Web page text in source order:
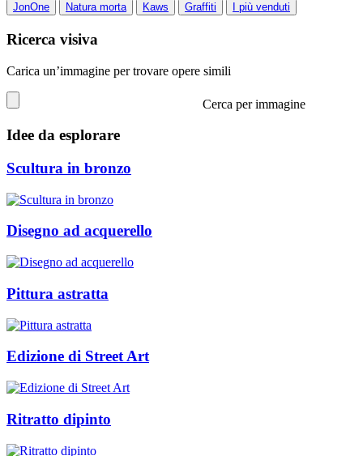
JonOne
Natura morta Kaws Graffiti I più venduti
Ricerca visiva
Carica un’immagine per trovare opere simili
Cerca per immagine
Idee da esplorare
Scultura in bronzo
Disegno ad acquerello
Pittura astratta
Edizione di Street Art
Ritratto dipinto